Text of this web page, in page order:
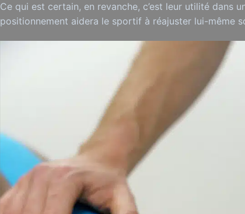
Ce qui est certain, en revanche, c’est leur utilité
positionnement aidera le sportif à réajuster lui-même